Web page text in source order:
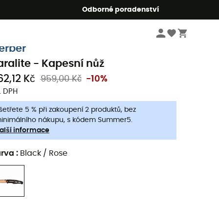
Odborné poradenství
- Kapesní nůž
Kč
959,00 Kč -10%
DPH
5 % při zakoupení 2 produktů, bez
nákupu, s kódem Summer5.
informace
: Black / Rose